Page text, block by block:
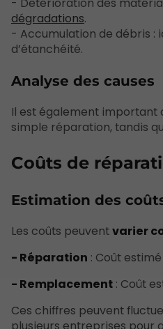
dégradations.
- Accumulation de débris :
d’étanchéité.
Analyse des causes
Il est également important
simple réparation, tandis
Coûts de
Estimation des
Les coûts peuventvarier
- Réparation : Coût
- Remplacement : Coût
Ces chiffres peuvent
plusieurs entreprises pour